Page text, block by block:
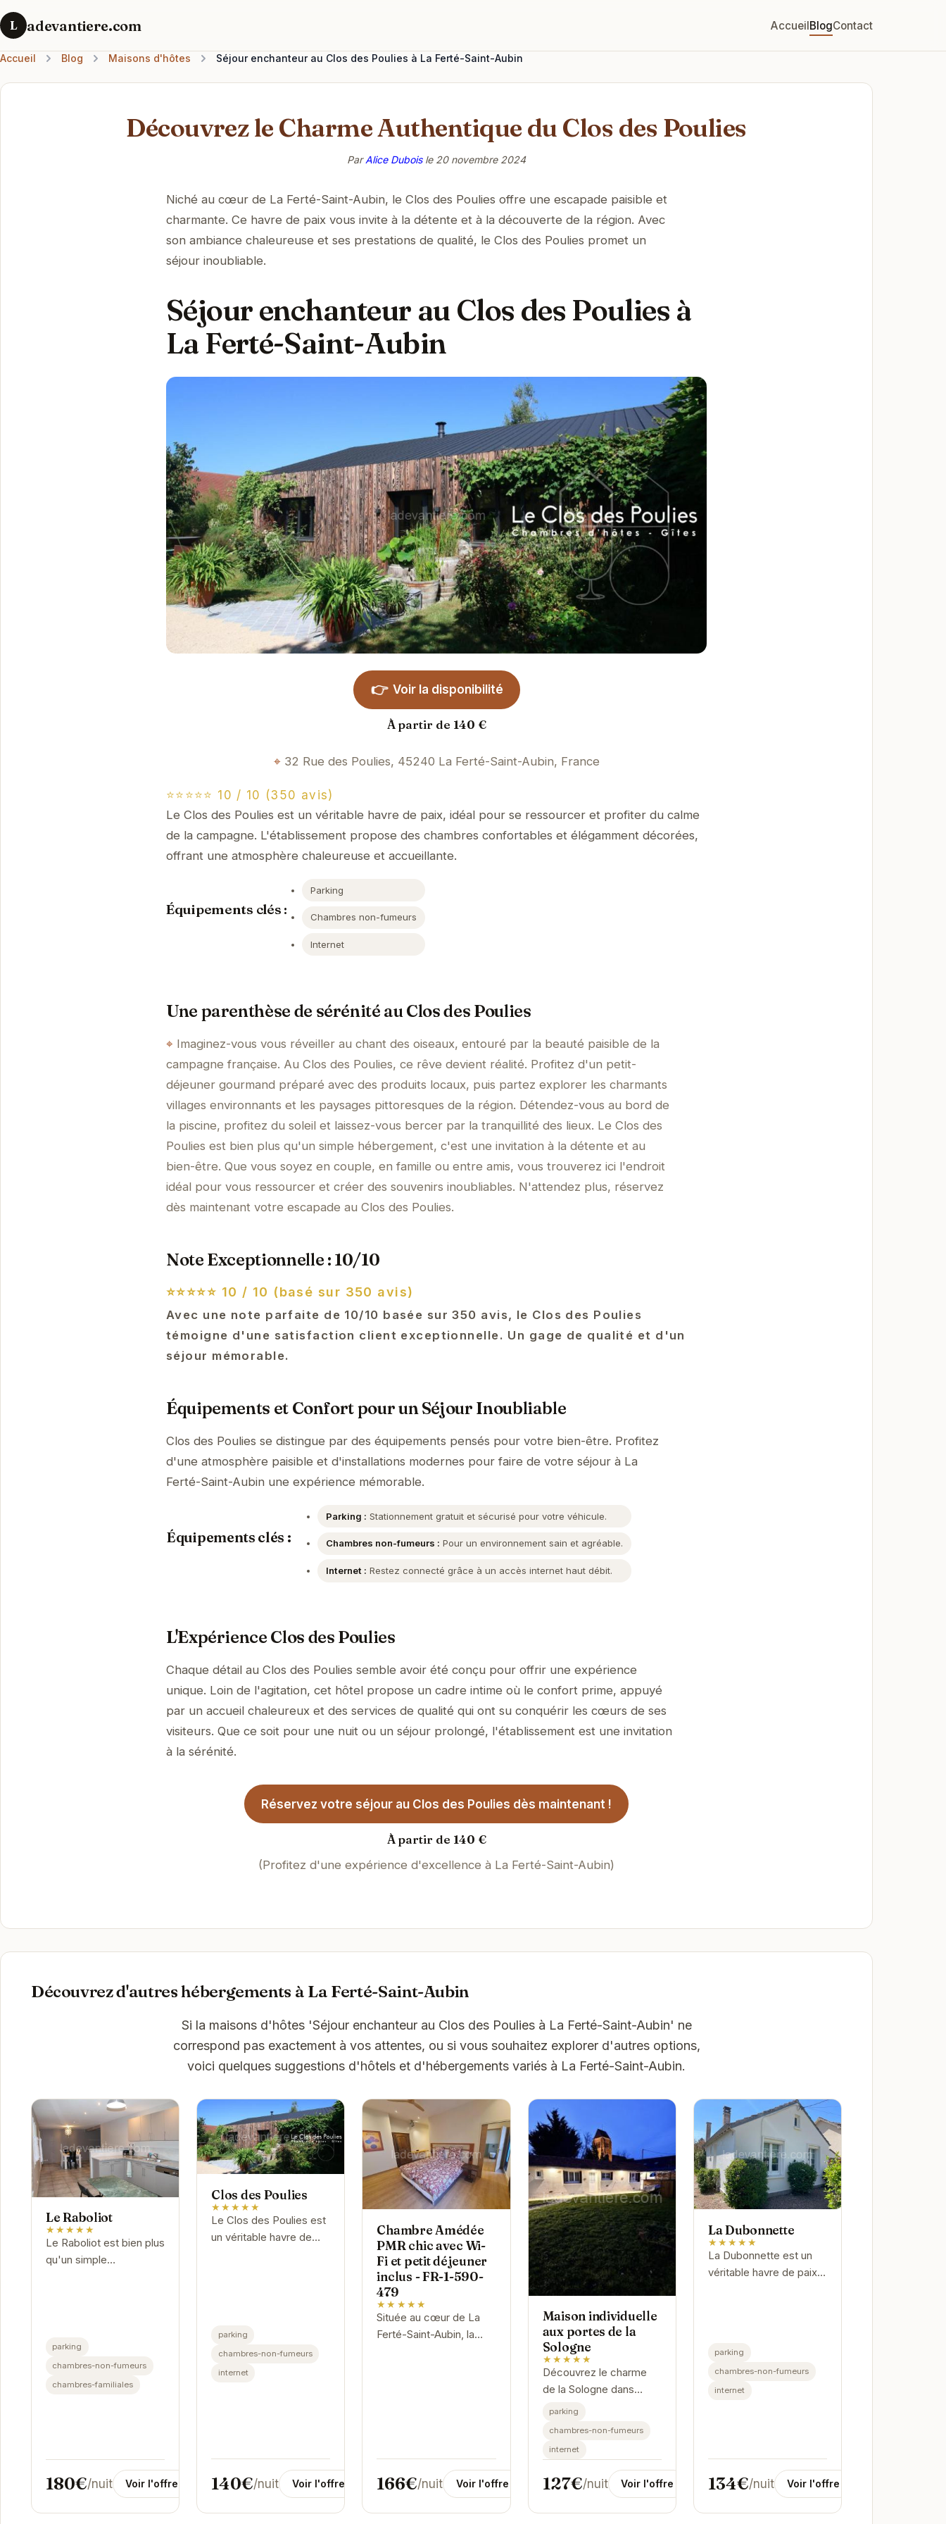
L adevantiere.com AccueilBlogContact
Accueil Blog Maisons d'hôtes Séjour enchanteur au Clos des Poulies à La Ferté-Saint-Aubin
Découvrez le Charme Authentique du Clos des Poulies
ParAlice Duboisle 20 novembre 2024
Niché au cœur de La Ferté-Saint-Aubin, le Clos des Poulies offre une escapade paisible et
charmante. Ce havre de paix vous invite à la détente et à la découverte de la région. Avec
son ambiance chaleureuse et ses prestations de qualité, le Clos des Poulies promet un
séjour inoubliable.
Séjour enchanteur au Clos des Poulies à
La Ferté-Saint-Aubin
👉 Voir la disponibilité
À partir de 140 €
32 Rue des Poulies, 45240 La Ferté-Saint-Aubin, France
⭐⭐⭐⭐⭐ 10 / 10 (350 avis)
Le Clos des Poulies est un véritable havre de paix, idéal pour se ressourcer et profiter du calme
de la campagne. L'établissement propose des chambres confortables et élégamment décorées,
offrant une atmosphère chaleureuse et accueillante.
Équipements clés :
Parking
Chambres non-fumeurs
Internet
Une parenthèse de sérénité au Clos des Poulies
Imaginez-vous vous réveiller au chant des oiseaux, entouré par la beauté paisible de la
campagne française. Au Clos des Poulies, ce rêve devient réalité. Profitez d'un petit-
déjeuner gourmand préparé avec des produits locaux, puis partez explorer les charmants
villages environnants et les paysages pittoresques de la région. Détendez-vous au bord de
la piscine, profitez du soleil et laissez-vous bercer par la tranquillité des lieux. Le Clos des
Poulies est bien plus qu'un simple hébergement, c'est une invitation à la détente et au
bien-être. Que vous soyez en couple, en famille ou entre amis, vous trouverez ici l'endroit
idéal pour vous ressourcer et créer des souvenirs inoubliables. N'attendez plus, réservez
dès maintenant votre escapade au Clos des Poulies.
Note Exceptionnelle : 10/10
⭐⭐⭐⭐⭐ 10 / 10 (basé sur 350 avis)
Avec une note parfaite de 10/10 basée sur 350 avis, le Clos des Poulies
témoigne d'une satisfaction client exceptionnelle. Un gage de qualité et d'un
séjour mémorable.
Équipements et Confort pour un Séjour Inoubliable
Clos des Poulies se distingue par des équipements pensés pour votre bien-être. Profitez
d'une atmosphère paisible et d'installations modernes pour faire de votre séjour à La
Ferté-Saint-Aubin une expérience mémorable.
Équipements clés :
Parking : Stationnement gratuit et sécurisé pour votre véhicule.
Chambres non-fumeurs : Pour un environnement sain et agréable.
Internet : Restez connecté grâce à un accès internet haut débit.
L'Expérience Clos des Poulies
Chaque détail au Clos des Poulies semble avoir été conçu pour offrir une expérience
unique. Loin de l'agitation, cet hôtel propose un cadre intime où le confort prime, appuyé
par un accueil chaleureux et des services de qualité qui ont su conquérir les cœurs de ses
visiteurs. Que ce soit pour une nuit ou un séjour prolongé, l'établissement est une invitation
à la sérénité.
Réservez votre séjour au Clos des Poulies dès maintenant !
À partir de 140 €
(Profitez d'une expérience d'excellence à La Ferté-Saint-Aubin)
Découvrez d'autres hébergements à La Ferté-Saint-Aubin
Si la maisons d'hôtes 'Séjour enchanteur au Clos des Poulies à La Ferté-Saint-Aubin' ne
correspond pas exactement à vos attentes, ou si vous souhaitez explorer d'autres options,
voici quelques suggestions d'hôtels et d'hébergements variés à La Ferté-Saint-Aubin.
Le Raboliot
★★★★★
Le Raboliot est bien plus
qu'un simple
parking
chambres-non-fumeurs
chambres-familiales
180€/nuit Voir l'offre
Clos des Poulies
★★★★★
Le Clos des Poulies est
un véritable havre de
parking
chambres-non-fumeurs
internet
140€/nuit Voir l'offre
Chambre Amédée
PMR chic avec Wi-
Fi et petit déjeuner
inclus - FR-1-590-
479
★★★★★
Située au cœur de La
Ferté-Saint-Aubin, la
166€/nuit Voir l'offre
Maison individuelle
aux portes de la
Sologne
★★★★★
Découvrez le charme
de la Sologne dans
cette maison individuelle
offre un cadre idéal pour
parking
chambres-non-fumeurs
internet
127€/nuit Voir l'offre
La Dubonnette
★★★★★
La Dubonnette est un
véritable havre de paix,
équipements
modernes...
parking
chambres-non-fumeurs
internet
134€/nuit Voir l'offre